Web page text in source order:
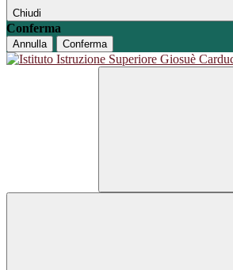
Chiudi
Conferma
Annulla Conferma